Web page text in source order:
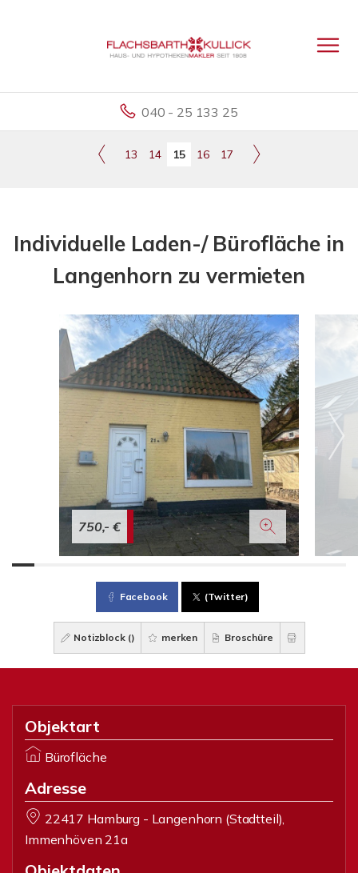
040 - 25 133 25
13 14 15 16 17
Individuelle Laden-/ Bürofläche in
Langenhorn zu vermieten
750,- €
Facebook (Twitter)
Notizblock () merken Broschüre
Objektart
Bürofläche
Adresse
22417 Hamburg - Langenhorn (Stadtteil),
Immenhöven 21a